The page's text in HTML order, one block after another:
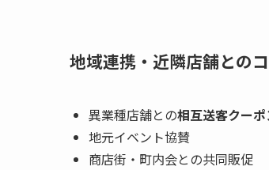
地域連携・近隣店舗との
異業種店舗との相互送客クーポ
地元イベント協賛
商店街・町内会との共同販促